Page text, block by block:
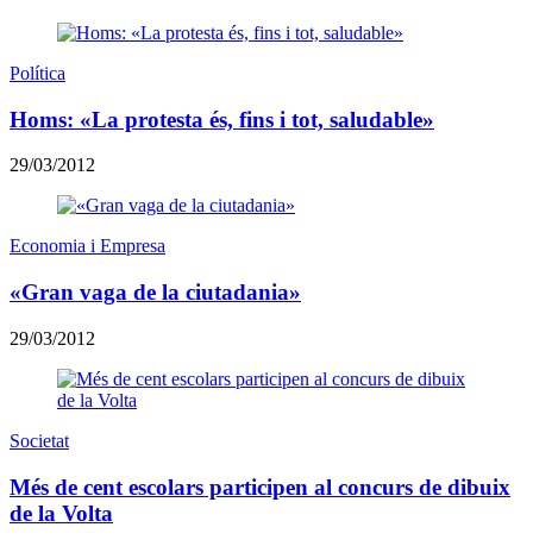
Política
Homs: «La protesta és, fins i tot, saludable»
29/03/2012
Economia i Empresa
«Gran vaga de la ciutadania»
29/03/2012
Societat
Més de cent escolars participen al concurs de dibuix
de la Volta